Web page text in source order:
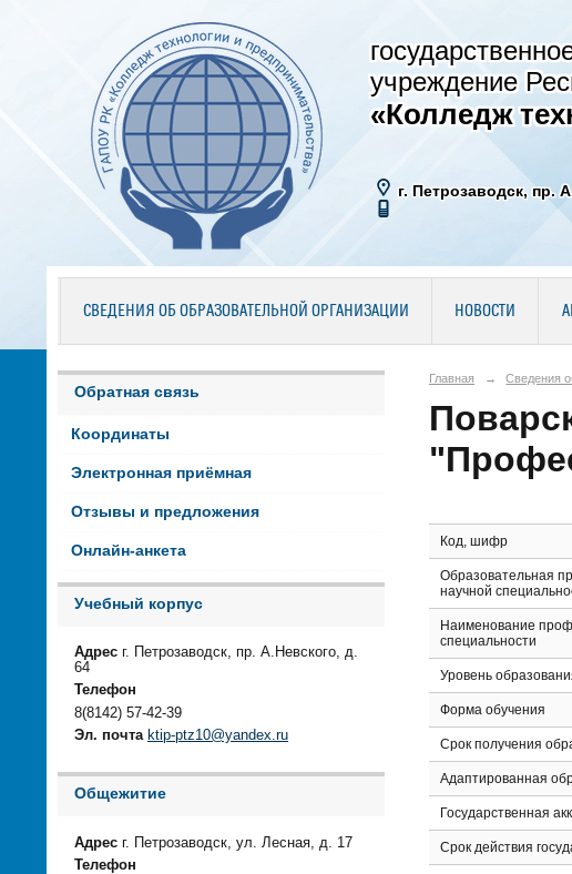
учреждение
«Колледж
г. Петрозаводск, пр.
СВЕДЕНИЯ ОБ ОБРАЗОВАТЕЛЬНОЙ ОРГАНИЗАЦИИ НОВОСТИ
Обратная связь
Координаты
Электронная приёмная
Отзывы и предложения
Онлайн-анкета
Учебный корпус
Адрес г. Петрозаводск, пр. А.Невского, д.
64
Телефон
8(8142) 57-42-39
Эл. почта ktip-ptz10@yandex.ru
Общежитие
Адрес г. Петрозаводск, ул. Лесная, д. 17
Телефон
Главная → Сведения
Код, шифр
Образовательная
научной
Наименование
специальности
Уровень
Форма обучения
Срок получения
Адаптированная
Государственная
Срок действия